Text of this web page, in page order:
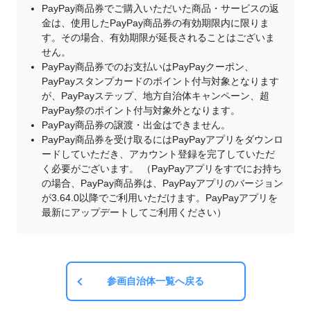
PayPay商品券でご購入いただいた商品・サービスの返
金は、使用したPayPay商品券の有効期限内に限りま
す。その場合、有効期限が延長されることはございま
せん。
PayPay商品券でのお支払いはPayPayクーポン、
PayPayスタンプカードのポイント付与対象となります
が、PayPayステップ、地方自治体キャンペーン、超
PayPay祭のポイント付与対象外となります。
PayPay商品券の譲渡・出金はできません。
PayPay商品券を受け取るにはPayPayアプリをダウンロ
ードしていただき、アカウント登録を完了していただ
く必要がございます。 （PayPayアプリをすでにお持ち
の場合、PayPay商品券は、PayPayアプリのバージョン
が3.64.0以降でご利用いただけます。PayPayアプリを
最新にアップデートしてご利用ください）
参画自治体一覧へ戻る